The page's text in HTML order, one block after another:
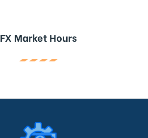
FX Market Hours